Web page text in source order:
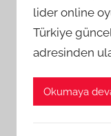
lider online
Türkiye
adresinden
Okumaya